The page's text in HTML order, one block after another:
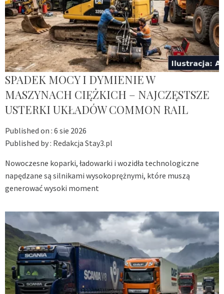
SPADEK MOCY I DYMIENIE W
MASZYNACH CIĘŻKICH – NAJCZĘSTSZE
USTERKI UKŁADÓW COMMON RAIL
Published on : 6 sie 2026
Published by : Redakcja Stay3.pl
Nowoczesne koparki, ładowarki i wozidła technologiczne
napędzane są silnikami wysokoprężnymi, które muszą
generować wysoki moment